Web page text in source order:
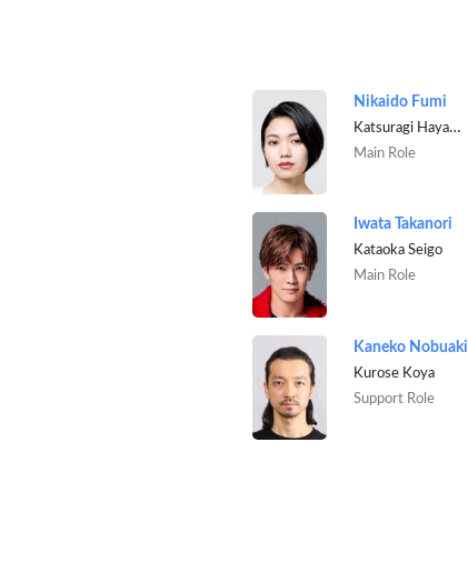
Nikaido Fumi
Katsuragi Hayame
Main Role
Iwata Takanori
Kataoka Seigo
Main Role
Kaneko Nobuaki
Kurose Koya
Support Role